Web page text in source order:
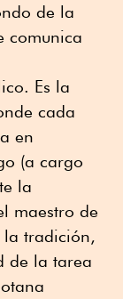
de la
comunica
Es la
cada
en
(a cargo
la
maestro de
la tradición,
de la tarea